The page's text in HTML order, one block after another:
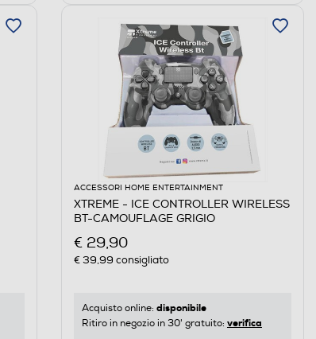
ACCESSORI HOME ENTERTAINMENT
XTREME - ICE CONTROLLER WIRELESS
BT-CAMOUFLAGE GRIGIO
€ 29,90
€ 39,99 consigliato
Acquisto online: disponibile
Ritiro in negozio in 30' gratuito: verifica